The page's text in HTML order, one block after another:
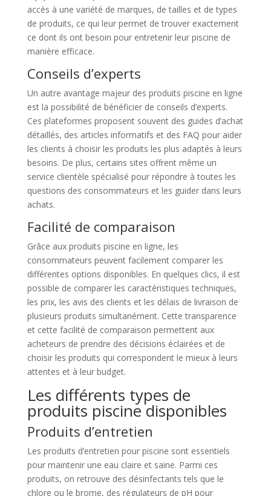
accès à une variété de marques, de tailles et de types
de produits, ce qui leur permet de trouver exactement
ce dont ils ont besoin pour entretenir leur piscine de
manière efficace.
Conseils d’experts
Un autre avantage majeur des produits piscine en ligne
est la possibilité de bénéficier de conseils d’experts.
Ces plateformes proposent souvent des guides d’achat
détaillés, des articles informatifs et des FAQ pour aider
les clients à choisir les produits les plus adaptés à leurs
besoins. De plus, certains sites offrent même un
service clientèle spécialisé pour répondre à toutes les
questions des consommateurs et les guider dans leurs
achats.
Facilité de comparaison
Grâce aux produits piscine en ligne, les
consommateurs peuvent facilement comparer les
différentes options disponibles. En quelques clics, il est
possible de comparer les caractéristiques techniques,
les prix, les avis des clients et les délais de livraison de
plusieurs produits simultanément. Cette transparence
et cette facilité de comparaison permettent aux
acheteurs de prendre des décisions éclairées et de
choisir les produits qui correspondent le mieux à leurs
attentes et à leur budget.
Les différents types de
produits piscine disponibles
Produits d’entretien
Les produits d’entretien pour piscine sont essentiels
pour maintenir une eau claire et saine. Parmi ces
produits, on retrouve des désinfectants tels que le
chlore ou le brome, des régulateurs de pH pour